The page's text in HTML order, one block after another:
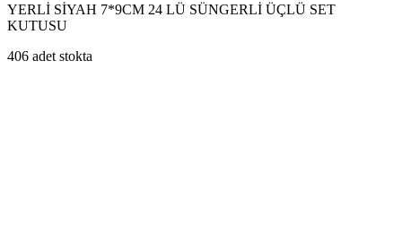
YERLİ SİYAH 7*9CM 24 LÜ SÜNGERLİ ÜÇLÜ SET
KUTUSU
406 adet stokta